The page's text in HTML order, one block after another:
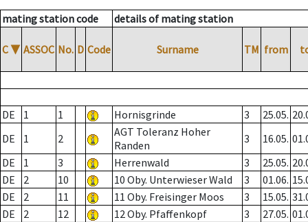
mating station code details of mating station
C ▼ ASSOC No. D Code Surname TM from
DE 1 1 Hornisgrinde 3 25.05.
DE
1 2
AGT Toleranz Hoher
Randen
3 16.05.
DE
1 3 Herrenwald 3 25.05.
DE
2 10 10 Oby. Unterwieser Wald 3 01.06.
DE
2 11 11 Oby. Freisinger Moos 3 15.05.
DE
2 12 12 Oby. Pfaffenkopf 3 27.05.